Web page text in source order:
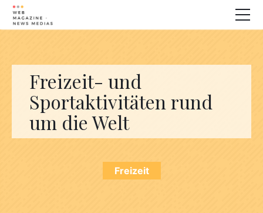
Freizeit- und
Sportaktivitäten rund
um die Welt
Freizeit
Tiere
3D-Drucker
Finanzen